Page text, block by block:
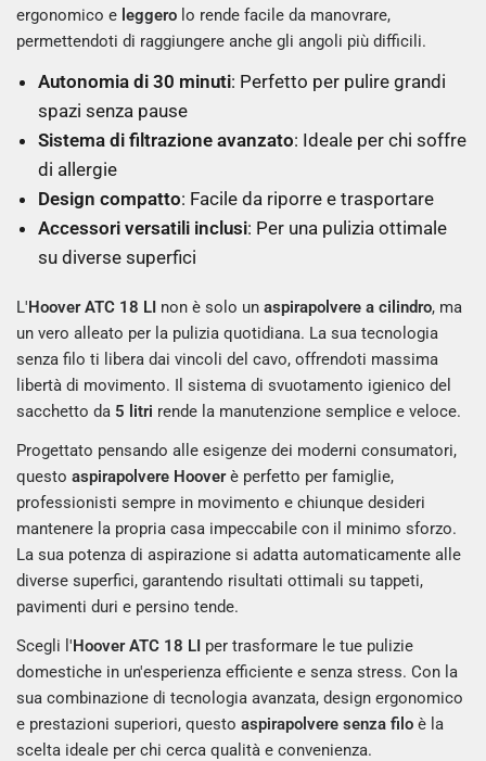
ergonomico e leggero lo rende facile da manovrare,
permettendoti di raggiungere anche gli angoli più difficili.
Autonomia di 30 minuti: Perfetto per pulire grandi
spazi senza pause
Sistema di filtrazione avanzato: Ideale per chi soffre
di allergie
Design compatto: Facile da riporre e trasportare
Accessori versatili inclusi: Per una pulizia ottimale
su diverse superfici
L'Hoover ATC 18 LI non è solo unaspirapolvere a cilindro, ma
un vero alleato per la pulizia quotidiana. La sua tecnologia
senza filo ti libera dai vincoli del cavo, offrendoti massima
libertà di movimento. Il sistema di svuotamento igienico del
sacchetto da 5 litri rende la manutenzione semplice e veloce.
Progettato pensando alle esigenze dei moderni consumatori,
questoaspirapolvere Hooverè perfetto per famiglie,
professionisti sempre in movimento e chiunque desideri
mantenere la propria casa impeccabile con il minimo sforzo.
La sua potenza di aspirazione si adatta automaticamente alle
diverse superfici, garantendo risultati ottimali su tappeti,
pavimenti duri e persino tende.
Scegli l'Hoover ATC 18 LI per trasformare le tue pulizie
domestiche in un'esperienza efficiente e senza stress. Con la
sua combinazione di tecnologia avanzata, design ergonomico
e prestazioni superiori, questoaspirapolvere senza filo è la
scelta ideale per chi cerca qualità e convenienza.